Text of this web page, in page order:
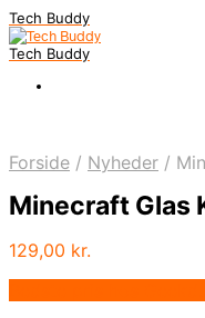
Tech Buddy
Tech Buddy
Forside / Nyheder /
Minecraft Glas
129,00 kr.